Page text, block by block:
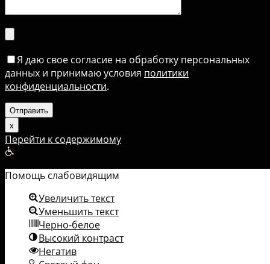
Я даю свое согласие на обработку персональных
данных и принимаю условия политики
конфиденциальности.
х
Перейти к содержимому
Открыть
инструментов
Помощь слабовидящим
Увеличить текст
Уменьшить текст
Черно-белое
Высокий контраст
Негатив